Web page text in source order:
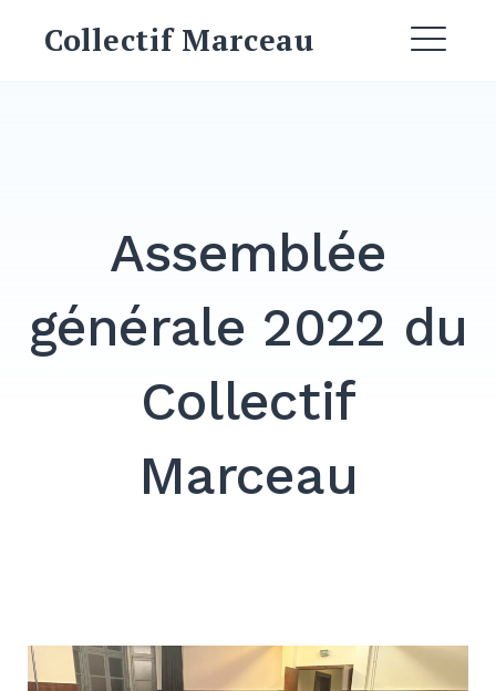
Collectif Marceau
Assemblée
générale 2022 du
Collectif
Marceau